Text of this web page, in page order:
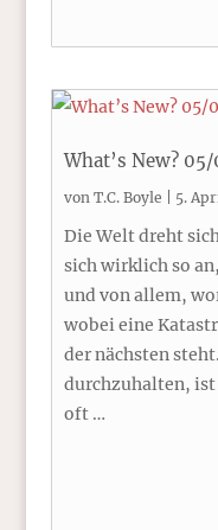
What’s New?
von T.C. Boyle 5.
Die Welt dreht
sich wirklich so
und von allem,
wobei eine
der nächsten
durchzuhalten, ist
oft …